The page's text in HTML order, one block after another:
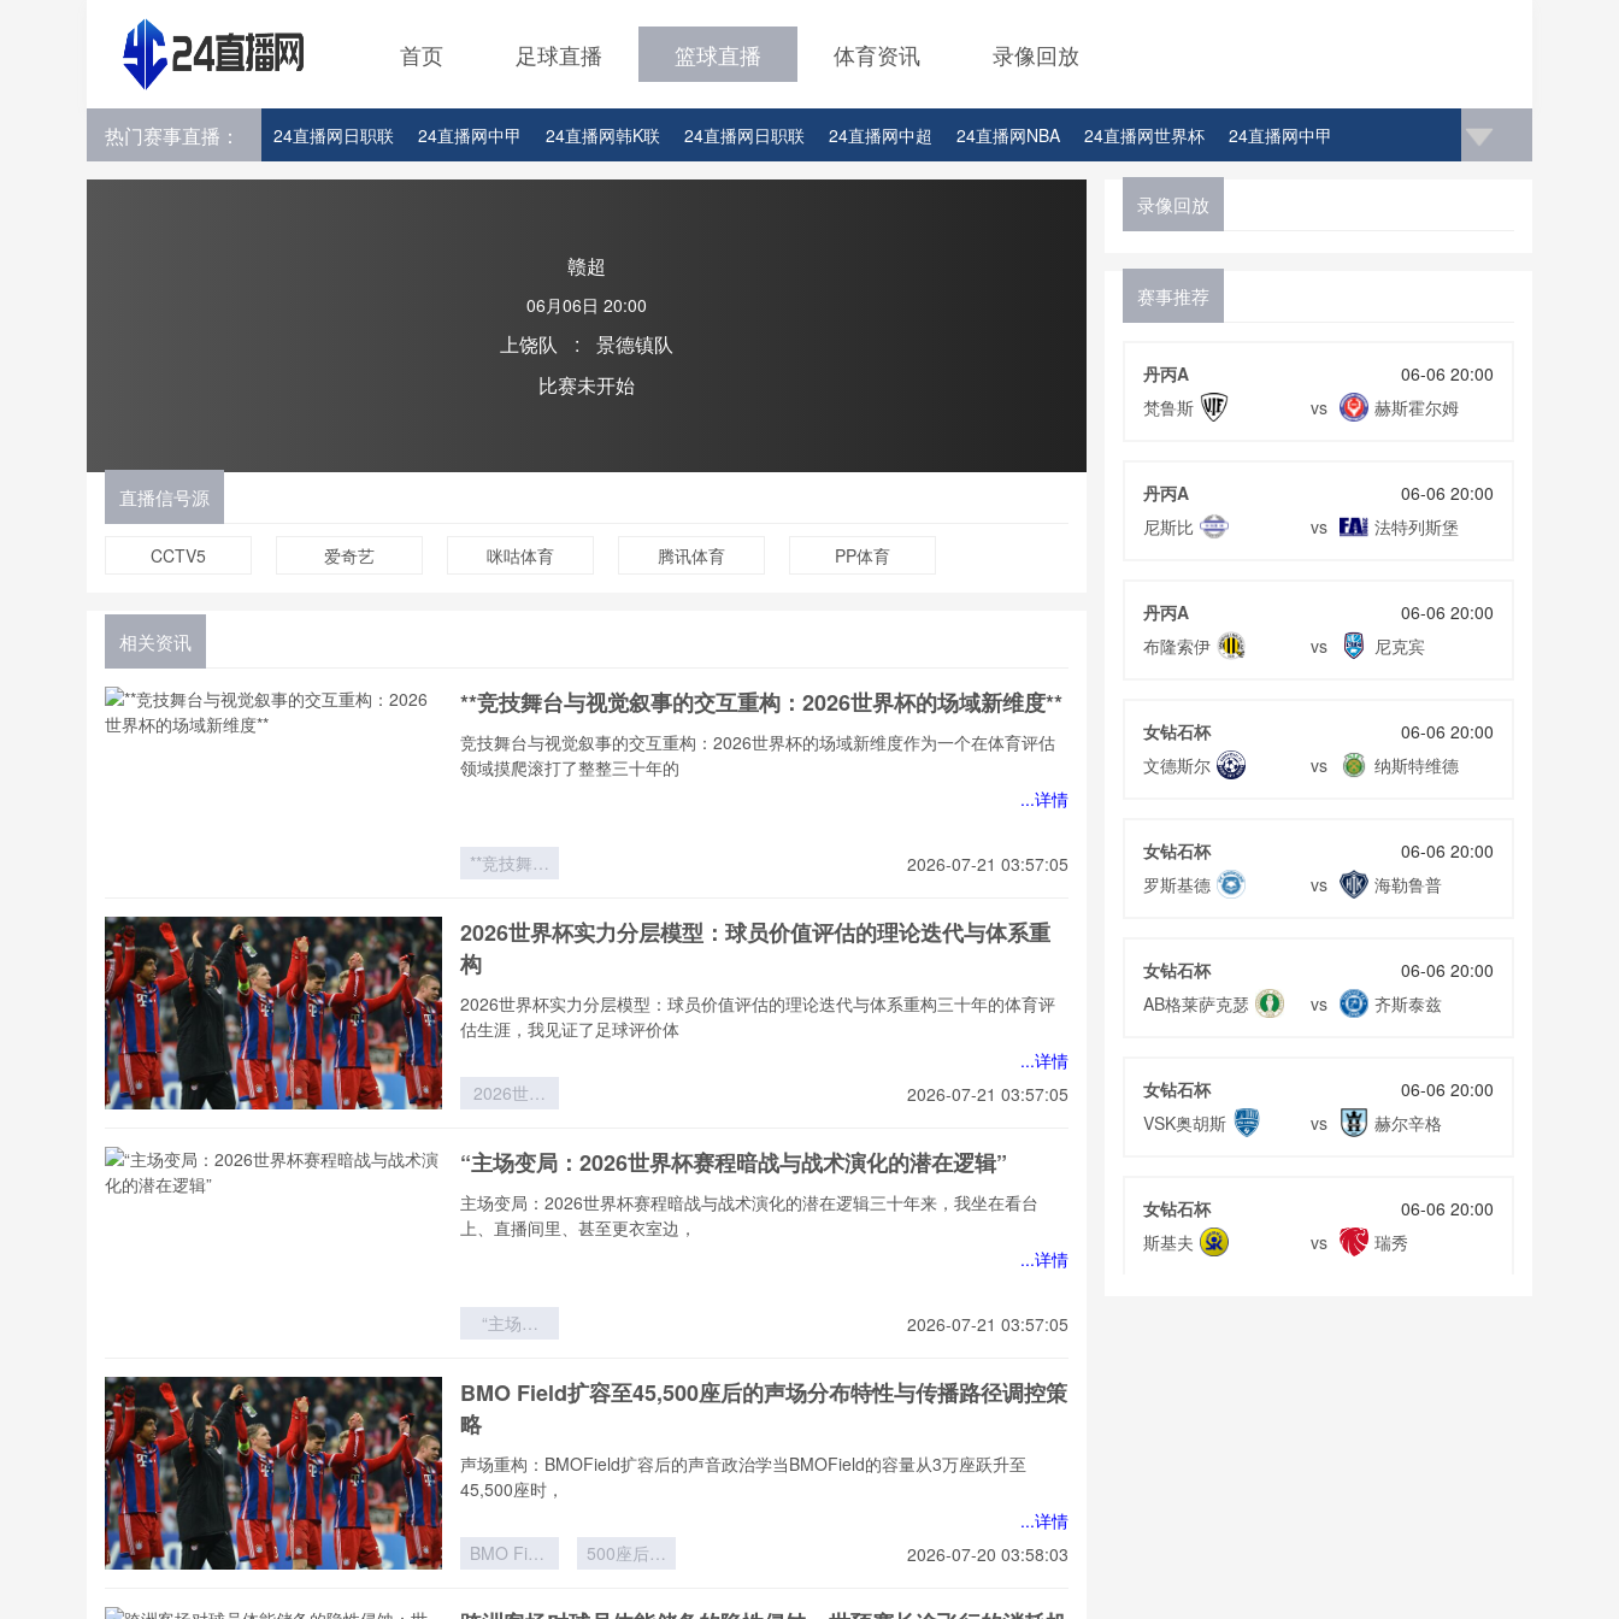
首页 足球直播 篮球直播 体育资讯 录像回放
热门赛事直播： 24直播网日职联 24直播网中甲 24直播网韩K联 24直播网日职联 24直播网中超 24直播网NBA 24直播网世界杯 24直播网中甲
赣超
06月06日 20:00
上饶队 :
景德镇队
比赛未开始
直播信号源
CCTV5 爱奇艺 咪咕体育 腾讯体育 PP体育
相关资讯
**竞技舞台与视觉叙事的交互重构：2026世界杯的场域新维度**
竞技舞台与视觉叙事的交互重构：2026世界杯的场域新维度作为一个在体育评估
领域摸爬滚打了整整三十年的
...详情
**竞技舞台
构：2026
世界杯的场
2026-07-21 03:57:05
2026世界杯实力分层模型：球员价值评估的理论迭代与体系重
构
2026世界杯实力分层模型：球员价值评估的理论迭代与体系重构三十年的体育评
估生涯，我见证了足球评价体
...详情
2026世界
价值评估的
理论迭代与
体系重构
2026-07-21 03:57:05
“主场变局：2026世界杯赛程暗战与战术演化的潜在逻辑”
主场变局：2026世界杯赛程暗战与战术演化的潜在逻辑三十年来，我坐在看台
上、直播间里、甚至更衣室边，
...详情
“主场变
暗战与战术
演化的潜在
2026-07-21 03:57:05
BMO Field扩容至45,500座后的声场分布特性与传播路径调控策
略
声场重构：BMOField扩容后的声音政治学当BMOField的容量从3万座跃升至
45,500座时，
...详情
BMO Field
扩容至45
500座后的
2026-07-20 03:58:03
录像回放
赛事推荐
丹丙A
06-06 20:00
梵鲁斯
vs 赫斯霍尔姆
丹丙A
06-06 20:00
尼斯比
vs 法特列斯堡
丹丙A
06-06 20:00
布隆索伊
vs 尼克宾
女钻石杯
06-06 20:00
文德斯尔
vs 纳斯特维德
女钻石杯
06-06 20:00
罗斯基德
vs 海勒鲁普
女钻石杯
06-06 20:00
AB格莱萨克瑟
vs 齐斯泰兹
女钻石杯
06-06 20:00
VSK奥胡斯
vs 赫尔辛格
女钻石杯
06-06 20:00
斯基夫
vs 瑞秀